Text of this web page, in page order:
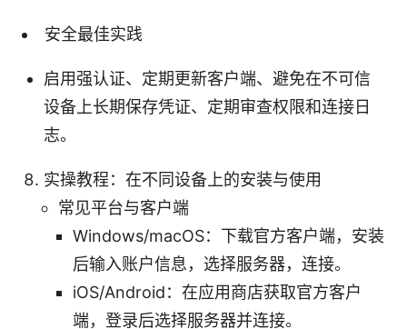
安全最佳实践
启用强认证、定期更新客户端、避免在不可信
设备上长期保存凭证、定期审查权限和连接日
志。
实操教程：在不同设备上的安装与使用
常见平台与客户端
Windows/macOS：下载官方客户端，安装
后输入账户信息，选择服务器，连接。
iOS/Android：在应用商店获取官方客户
端，登录后选择服务器并连接。